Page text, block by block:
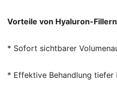
Vorteile von Hyaluron-
* Sofort sichtbarer
* Effektive Behandlung tiefer